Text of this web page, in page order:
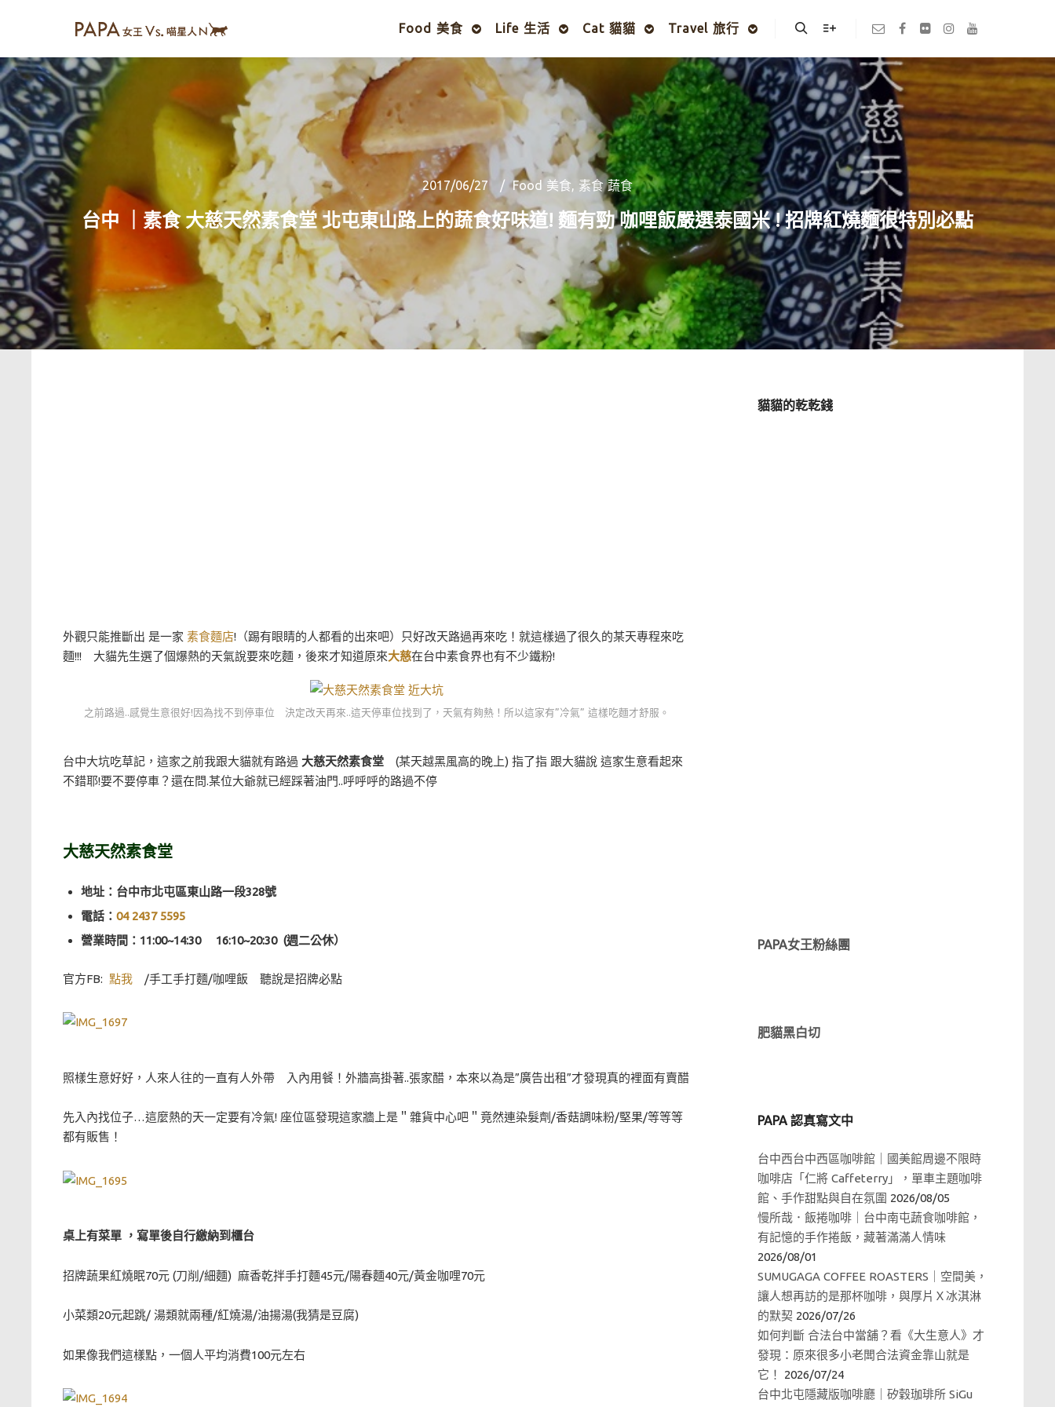
Food 美食 Life 生活 Cat 貓貓 Travel 旅行
2017/06/27 Food 美食, 素食 蔬食
台中 ｜素食 大慈天然素食堂 北屯東山路上的蔬食好味道! 麵有勁 咖哩飯嚴選泰國米 ! 招牌紅燒麵很特別必點
外觀只能推斷出 是一家 素食麵店!（踢有眼睛的人都看的出來吧）只好改天路過再來吃！就這樣過了很久的某天專程來吃
麵!!! 大貓先生選了個爆熱的天氣說要來吃麵，後來才知道原來大慈在台中素食界也有不少鐵粉!
之前路過..感覺生意很好!因為找不到停車位 決定改天再來..這天停車位找到了，天氣有夠熱！所以這家有”冷氣” 這樣吃麵才舒服。
台中大坑吃草記，這家之前我跟大貓就有路過 大慈天然素食堂 (某天越黑風高的晚上) 指了指 跟大貓說 這家生意看起來
不錯耶!要不要停車？還在問.某位大爺就已經踩著油門..呼呼呼的路過不停
大慈天然素食堂
地址：台中市北屯區東山路一段328號
電話： 04 2437 5595
營業時間：11:00~14:30 16:10~20:30 (週二公休）
官方FB: 點我 /手工手打麵/咖哩飯 聽說是招牌必點
照樣生意好好，人來人往的一直有人外帶 入內用餐！外牆高掛著..張家醋，本來以為是”廣告出租”才發現真的裡面有賣醋
先入內找位子…這麼熱的天一定要有冷氣! 座位區發現這家牆上是＂雜貨中心吧＂竟然連染髮劑/香菇調味粉/堅果/等等等
都有販售！
桌上有菜單 ，寫單後自行繳納到櫃台
招牌蔬果紅燒眠70元 (刀削/細麵) 麻香乾拌手打麵45元/陽春麵40元/黃金咖哩70元
小菜類20元起跳/ 湯類就兩種/紅燒湯/油揚湯(我猜是豆腐)
如果像我們這樣點，一個人平均消費100元左右
貓貓的乾乾錢
PAPA女王粉絲團
肥貓黑白切
PAPA 認真寫文中
台中西台中西區咖啡館｜國美館周邊不限時
咖啡店「仁將 Caffeterry」，單車主題咖啡
館、手作甜點與自在氛圍 2026/08/05
慢所哉．飯捲咖啡｜台中南屯蔬食咖啡館，
有記憶的手作捲飯，藏著滿滿人情味
2026/08/01
SUMUGAGA COFFEE ROASTERS｜空間美，
讓人想再訪的是那杯咖啡，與厚片Ｘ冰淇淋
的默契 2026/07/26
如何判斷 合法台中當舖？看《大生意人》才
發現：原來很多小老闆合法資金靠山就是
它！
2026/07/24
台中北屯隱藏版咖啡廳｜矽穀珈琲所 SiGu